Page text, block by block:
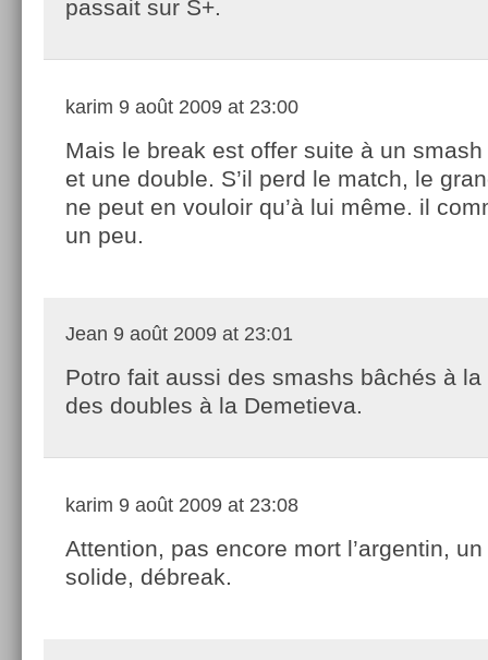
passait sur S+.
karim 9 août 2009 at 23:00
Mais le break est offer suite à un
et une double. S’il perd le match, le
ne peut en vouloir qu’à lui même. il
un peu.
Jean 9 août 2009 at 23:01
Potro fait aussi des smashs bâchés à
des doubles à la Demetieva.
karim 9 août 2009 at 23:08
Attention, pas encore mort l’argentin,
solide, débreak.